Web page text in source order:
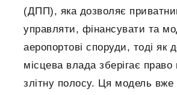
(ДПП), яка дозволяє
управляти, фінансувати та
аеропортові споруди, тоді як
місцева влада зберігає право
злітну полосу. Ця модель вже